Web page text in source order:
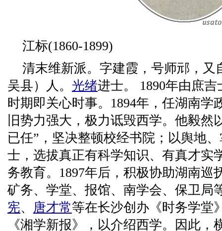
江标(1860-1899)
清末维新派。字建霞，号师邧，又
吴县）人。 光绪进士。 1890年由庶
时期即关心时事。1894年，任湖南学
旧势力强大，极力诋毁西学。他毅然
已任”，坚决整顿校经书院；以舆地
士，选拔真正有科学知识、有真才实
务教育。1897年后，积极协助湖南巡
矿务、学堂、报馆、南学会、保卫局
宪、 唐才常等在长沙创办《时务学堂
《湘学新报》，以介绍西学。因此，